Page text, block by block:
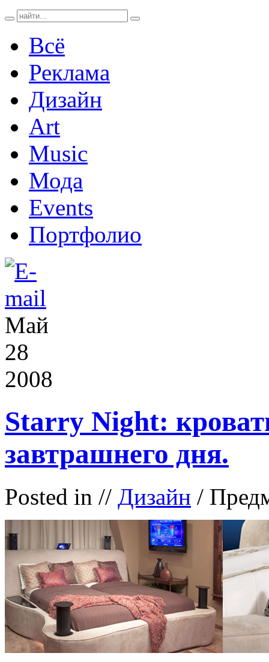
Всё
Реклама
Дизайн
Art
Music
Мода
Events
Портфолио
Май
28
2008
Starry Night:
завтрашнего дня.
Posted in // Дизайн /